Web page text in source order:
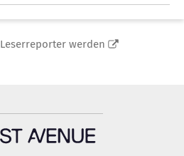
Leserreporter werden